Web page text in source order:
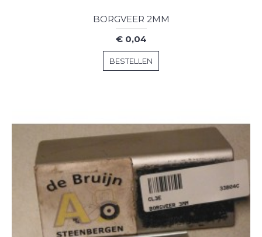
BORGVEER 2MM
€ 0,04
BESTELLEN